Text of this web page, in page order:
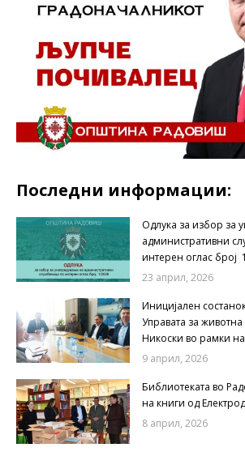
Последни информации:
Одлука за избор за
административни
интерен оглас број
23 април, 2026
Иницијален
Управата за
Никоски во рамки на
9 април, 2026
Библиотеката во
на книги од
8 април, 2026